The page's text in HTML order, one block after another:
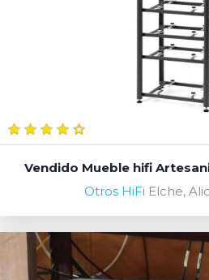
Vendido Mueble hifi
Otros HiFi Elche,